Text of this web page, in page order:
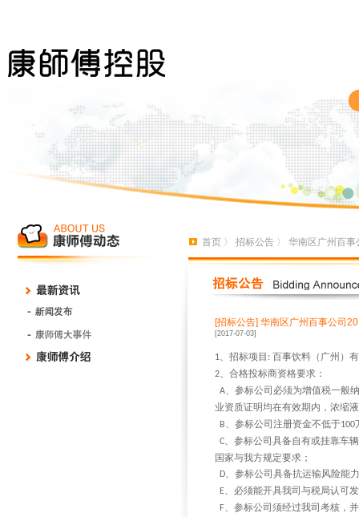
首页 〉 招标公告 〉 华南区广州百
[招标公告] 华南区广州百事公司
[2017-07-03]
1、招标项目 : 百事饮料（广州）
2、合格投标商资格要求：
A、参标公司必须为增值税一般
业资质证明均在有效期内，浓缩
B、参标公司注册资金不低于100
C、参标公司具备自有或挂靠车
国家与我方规定要求；
D、参标公司具备抗运输风险能
E、必须能开具我司与税局认可
F、参标公司须经过我司考核，